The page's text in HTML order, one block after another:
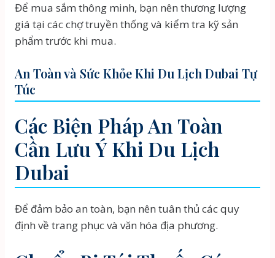
Để mua sắm thông minh, bạn nên thương lượng
giá tại các chợ truyền thống và kiểm tra kỹ sản
phẩm trước khi mua.
An Toàn và Sức Khỏe Khi Du Lịch Dubai Tự
Túc
Các Biện Pháp An Toàn
Cần Lưu Ý Khi Du Lịch
Dubai
Để đảm bảo an toàn, bạn nên tuân thủ các quy
định về trang phục và văn hóa địa phương.